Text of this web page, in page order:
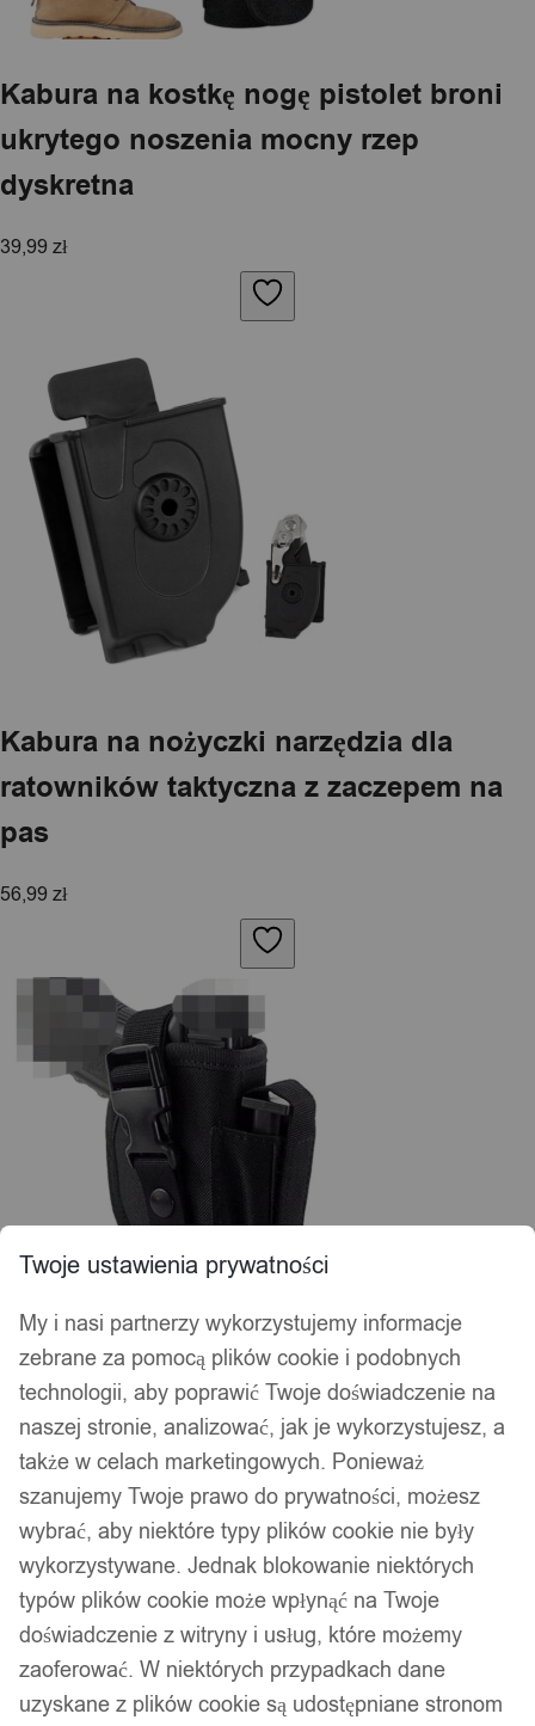
Kabura na kostkę nogę pistolet broni
ukrytego noszenia mocny rzep
dyskretna
39,99zł
Kabura na nożyczki narzędzia dla
ratowników taktyczna z zaczepem na
pas
56,99zł
Kabura na pistolet asg uniwersalna z
ładownicą na magazynek iwb owb
czarna
37,99zł
Twoje ustawienia prywatności
My i nasi partnerzy wykorzystujemy informacje
zebrane za pomocą plików cookie i podobnych
technologii, aby poprawić Twoje doświadczenie na
naszej stronie, analizować, jak je wykorzystujesz, a
także w celach marketingowych. Ponieważ
szanujemy Twoje prawo do prywatności, możesz
wybrać, aby niektóre typy plików cookie nie były
wykorzystywane. Jednak blokowanie niektórych
typów plików cookie może wpłynąć na Twoje
doświadczenie z witryny i usług, które możemy
zaoferować. W niektórych przypadkach dane
uzyskane z plików cookie są udostępniane stronom